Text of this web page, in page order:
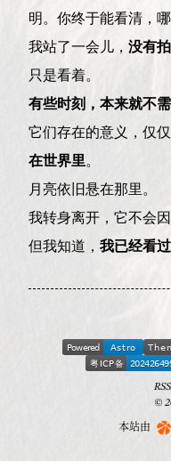
明。你终于能看清，
我站了一会儿，没有
只是看着。
有些时刻，本来就不
它们存在的意义，仅
在世界里。
月亮依旧悬在那里。
我转身离开，它不会因
但我知道，我已经看
RSS
©
本站由